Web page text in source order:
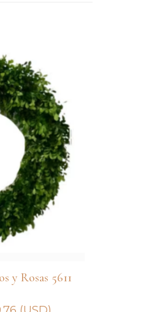
y Rosas 5611